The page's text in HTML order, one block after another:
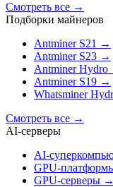
Смотреть все →
Подборки майнеров
Antminer S21 →
Antminer S23 →
Antminer Hydro
Antminer S19 →
Whatsminer
Смотреть все →
AI‑серверы
GPU‑серверы →